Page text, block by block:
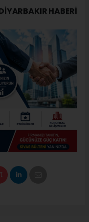
HABERİ